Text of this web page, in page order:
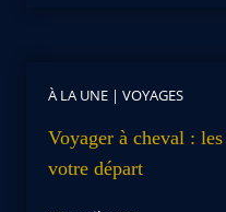
À LA UNE | VOYAGES
Voyager à cheval :
votre départ